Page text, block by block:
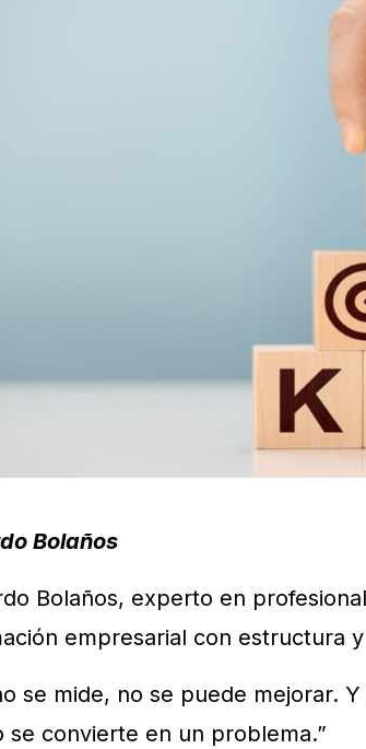
Bolaños
Bolaños, experto en
empresarial con estructura
se mide, no se puede mejorar.
se convierte en un problema.”